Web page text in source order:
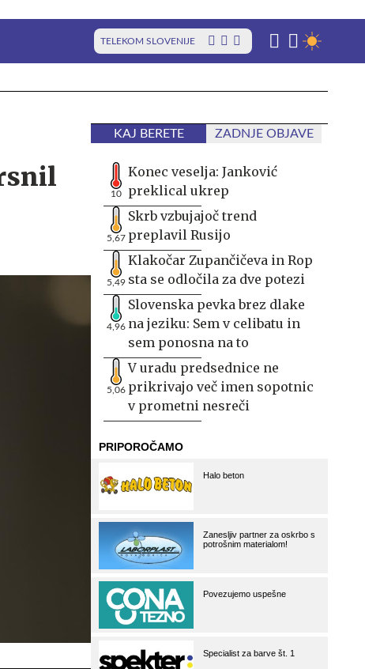
TELEKOM SLOVENIJE
KAJ BERETE ZADNJE OBJAVE
10
Konec veselja: Janković
preklical ukrep
5,67
Skrb vzbujajoč trend
preplavil Rusijo
5,49
Klakočar Zupančičeva in Rop
sta se odločila za dve potezi
4,96
Slovenska pevka brez dlake
na jeziku: Sem v celibatu in
sem ponosna na to
5,06
V uradu predsednice ne
prikrivajo več imen sopotnic
v prometni nesreči